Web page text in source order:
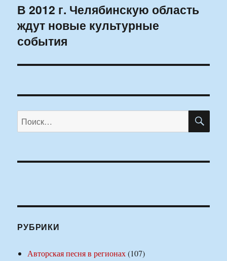
Следующая
запись:
В 2012 г. Челябинскую область
ждут новые культурные
события
Искать:
РУБРИКИ
Авторская песня в регионах(107)